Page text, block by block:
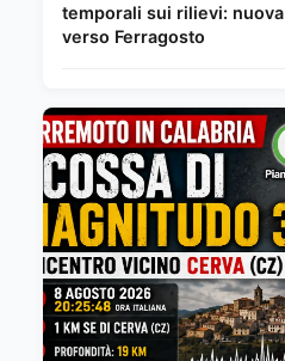
temporali sui rilievi:
verso Ferragosto